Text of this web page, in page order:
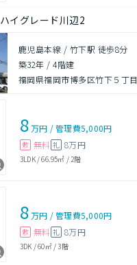
ハイグレード川辺2
鹿児島本線 / 竹下駅 徒歩8分
築32年 /4階建
福岡県福岡市博多区竹下５丁目
8万円 /管理費5,000円
敷 無料 礼 8万円
3LDK/66.95㎡ / 2階
8万円 /管理費5,000円
敷 無料 礼 8万円
3DK /60㎡/3階